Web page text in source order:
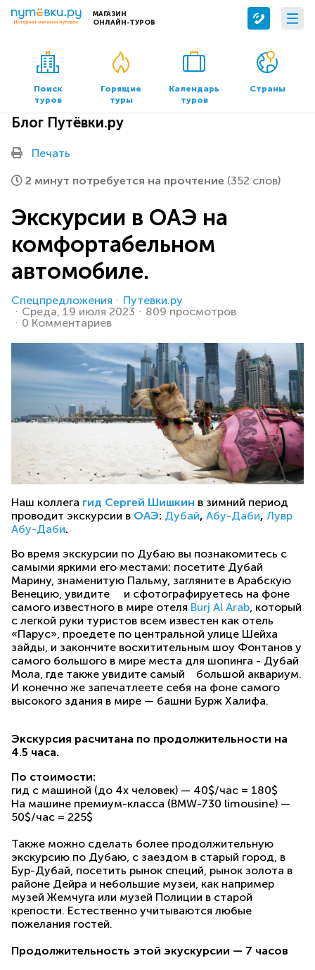
МАГАЗИН
ОНЛАЙН-ТУРОВ
Сервисы
Бронирование отелей
Трансфер
Страхование
О компании
О нас
Контакты
Офисы продаж
Поиск
туров
Горящие
туры
Календарь
туров
Страны
Блог Путёвки.ру
Печать
2 минут потребуется на прочтение (352 слов)
Экскурсии в ОАЭ на
комфортабельном
автомобиле.
Спецпредложения
Путевки.ру
Среда, 19 июля 2023
809 просмотров
0 Комментариев
Наш коллега гид Сергей Шишкин в зимний период
проводит экскурсии в ОАЭ: Дубай, Абу-Даби, Лувр
Абу-Даби.
Во время экскурсии по Дубаю вы познакомитесь с
самыми яркими его местами: посетите Дубай
Марину, знаменитую Пальму, загляните в Арабскую
Венецию, увидите и сфотографируетесь на фоне
самого известного в мире отеля Burj Al Arab, который
с легкой руки туристов всем известен как отель
«Парус», проедете по центральной улице Шейха
зайды, и закончите восхитительным шоу Фонтанов у
самого большого в мире места для шопинга - Дубай
Мола, где также увидите самый большой аквариум.
И конечно же запечатлеете себя на фоне самого
высокого здания в мире — башни Бурж Халифа.
Экскурсия расчитана по продолжительности на
4.5 часа.
По стоимости:
гид с машиной (до 4х человек) — 40$/час = 180$
На машине премиум-класса (BMW-730 limousine) —
50$/час = 225$
Также можно сделать более продолжительную
экскурсию по Дубаю, с заездом в старый город, в
Бур-Дубай, посетить рынок специй, рынок золота в
районе Дейра и небольшие музеи, как например
музей Жемчуга или музей Полиции в старой
крепости. Естественно учитываются любые
пожелания гостей.
Продолжительность этой экускурсии — 7 часов